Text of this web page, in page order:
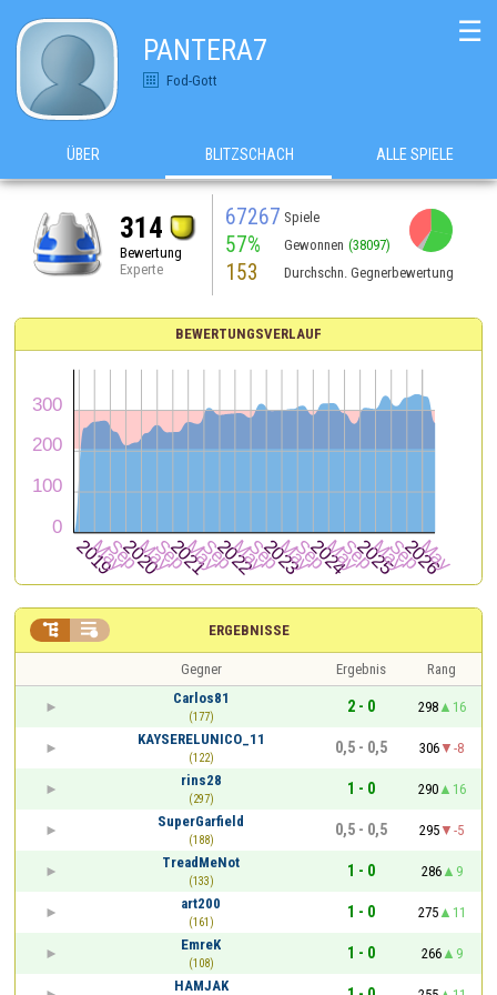
PANTERA7
Fod-Gott
☰
ÜBER BLITZSCHACH ALLE SPIELE
314
Bewertung
Experte
67267 Spiele
57% Gewonnen (38097)
153 Durchschn. Gegnerbewertung
BEWERTUNGSVERLAUF
ERGEBNISSE
 
Gegner Ergebnis
Rang
Carlos81
(177)
2 - 0 298
16
KAYSERELUNICO_11
(122)
0,5 - 0,5 306
-8
rins28
(297)
1 - 0 290
16
SuperGarfield
(188)
0,5 - 0,5 295
-5
TreadMeNot
(133)
1 - 0 286
9
art200
(161)
1 - 0 275
11
EmreK
(108)
1 - 0 266
9
HAMJAK